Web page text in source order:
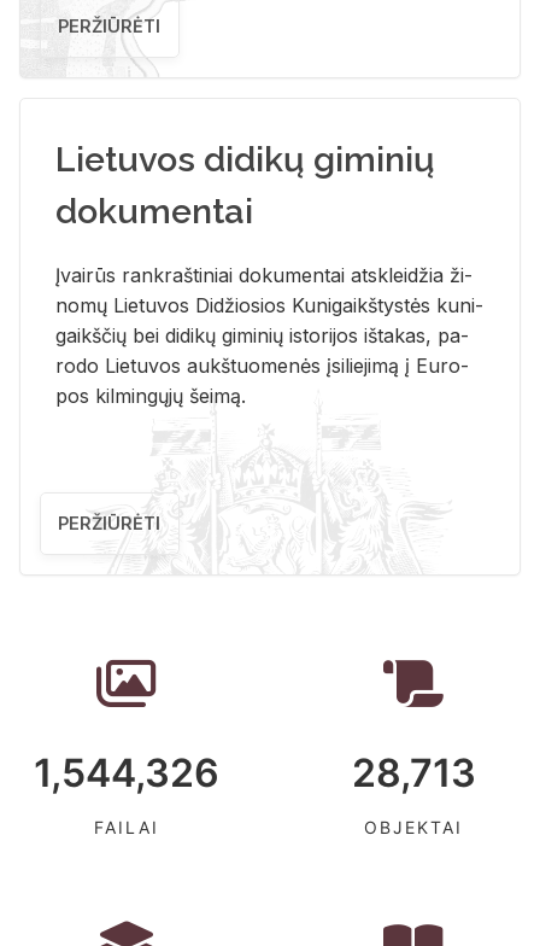
PERŽIŪRĖTI
Lietuvos didikų giminių
dokumentai
Įvai­rūs rank­raš­ti­niai do­ku­men­tai at­sklei­džia ži­
no­mų Lie­tu­vos Di­džio­sios Ku­ni­gaikš­tys­tės ku­ni­
gaikš­čių bei di­di­kų gi­mi­nių is­to­ri­jos iš­ta­kas, pa­
ro­do Lie­tu­vos aukš­tuo­me­nės įsi­lie­ji­mą į Eu­ro­
pos kil­min­gų­jų šei­mą.
PERŽIŪRĖTI
1,544,326
FAILAI
28,713
OBJEKTAI